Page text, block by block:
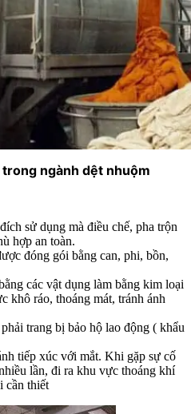
ngành dệt nhuộm
sử dụng mà điều chế, pha trộn
hợp an toàn.
đóng gói bằng can, phi, bồn,
các vật dụng làm bằng kim loại
khô ráo, thoáng mát, tránh ánh
trang bị bảo hộ lao động ( khẩu
tiếp xúc với mắt. Khi gặp sự cố
lần, đi ra khu vực thoáng khí
cần thiết